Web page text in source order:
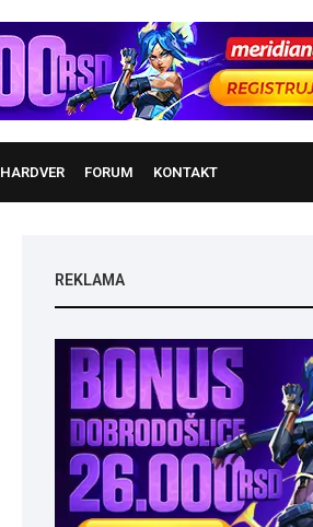
HARDVER FORUM KONTAKT
REKLAMA